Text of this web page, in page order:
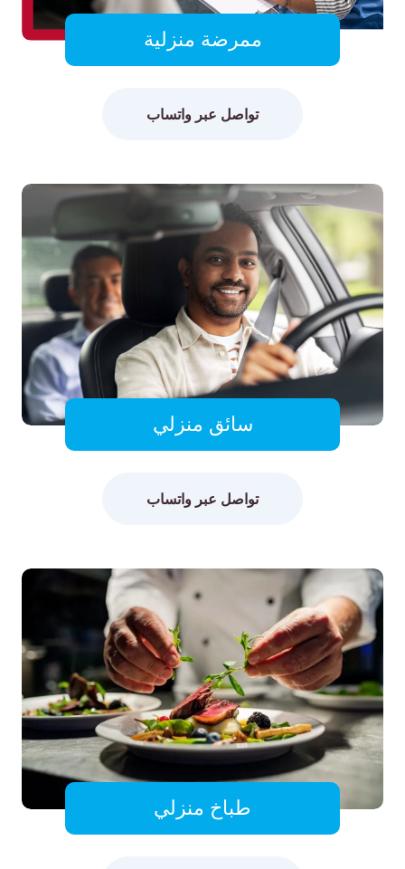
ممرضة منزلية
تواصل عبر واتساب
سائق منزلي
تواصل عبر واتساب
طباخ منزلي